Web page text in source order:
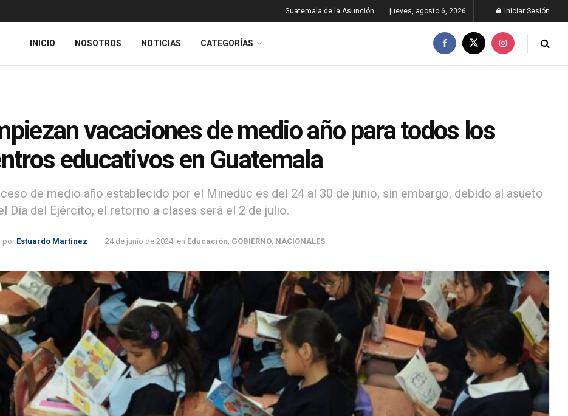
Guatemala de la Asunción jueves, agosto 6, 2026 Iniciar Sesión
INICIO NOSOTROS NOTICIAS CATEGORÍAS
vacaciones de medio año para todos los
educativos en Guatemala
de medio año establecido por el Mineduc es del 24 al 30 de junio, sin embargo, debido al asueto
Día del Ejército, el retorno a clases será el 2 de julio.
por Estuardo Martínez 24 de junio de 2024 en Educación GOBIERNO NACIONALES